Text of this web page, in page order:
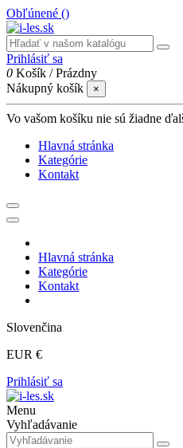
Obľúnené ()
Prihlásiť sa
0 Košík /Prázdny
Nákupný košík
×
Vo vašom košíku nie sú žiadne
Hlavná stránka
Kategórie
Kontakt
Hlavná stránka
Kategórie
Kontakt
Slovenčina
EUR €
Prihlásiť sa
Menu
Vyhľadávanie